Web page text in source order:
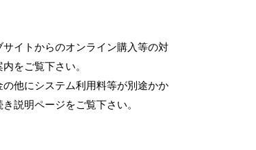
イトからのオンライン購入等の対
をご覧下さい。
他にシステム利用料等が別途かか
説明ページをご覧下さい。